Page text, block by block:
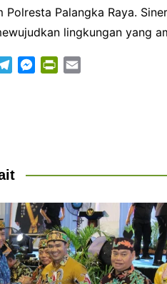
Polresta Palangka Raya.
lingkungan yang
a
m
M
r
e
n
d
l
y